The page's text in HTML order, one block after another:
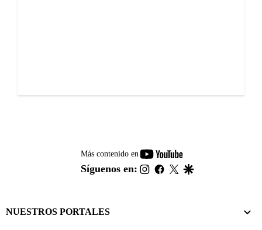
Más contenido en
youtube-
footer
Síguenos en: instagram
facebook
twitter
NUESTROS PORTALES